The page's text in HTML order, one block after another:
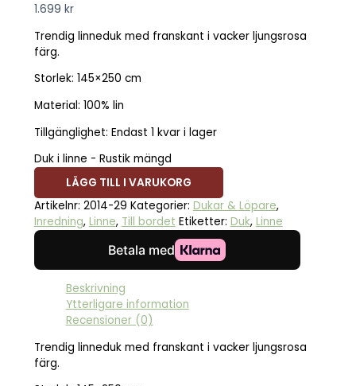
1.699 kr
Trendig linneduk med franskant i vacker ljungsrosa
färg.
Storlek: 145×250 cm
Material: 100% lin
Tillgänglighet: Endast 1 kvar i lager
Duk i linne - Rustik mängd
LÄGG TILL I VARUKORG
Artikelnr: 2014-29 Kategorier: Dukar & Löpare,
Inredning, Linne, Till bordet Etiketter: Duk, Linne
Beskrivning
Ytterligare information
Recensioner (0)
Trendig linneduk med franskant i vacker ljungsrosa
färg.